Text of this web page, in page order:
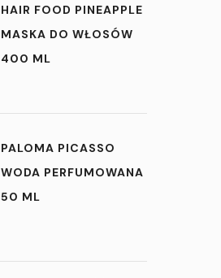
HAIR FOOD PINEAPPLE
MASKA DO WŁOSÓW
400 ML
PALOMA PICASSO
WODA PERFUMOWANA
50 ML